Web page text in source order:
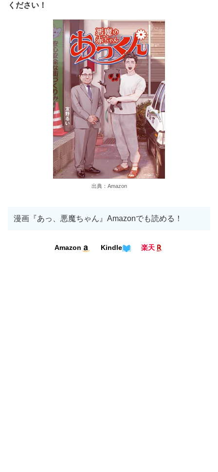
ください！
出典：Amazon
漫画『あっ、悪魔ちゃん』Amazonでも読める！
Amazon Kindle 楽天